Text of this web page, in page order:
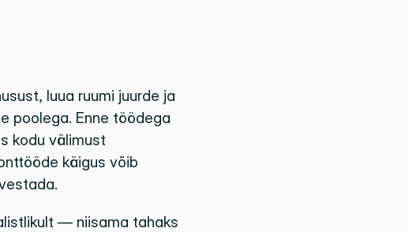
luua ruumi juurde ja
poolega. Enne töödega
kodu välimust
käigus võib
— niisama tahaks